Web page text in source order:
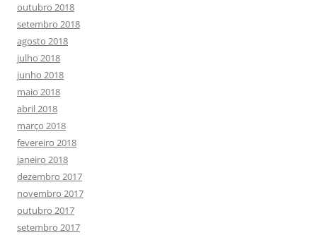
outubro 2018
setembro 2018
agosto 2018
julho 2018
junho 2018
maio 2018
abril 2018
março 2018
fevereiro 2018
janeiro 2018
dezembro 2017
novembro 2017
outubro 2017
setembro 2017